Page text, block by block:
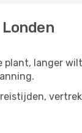
plant, langer